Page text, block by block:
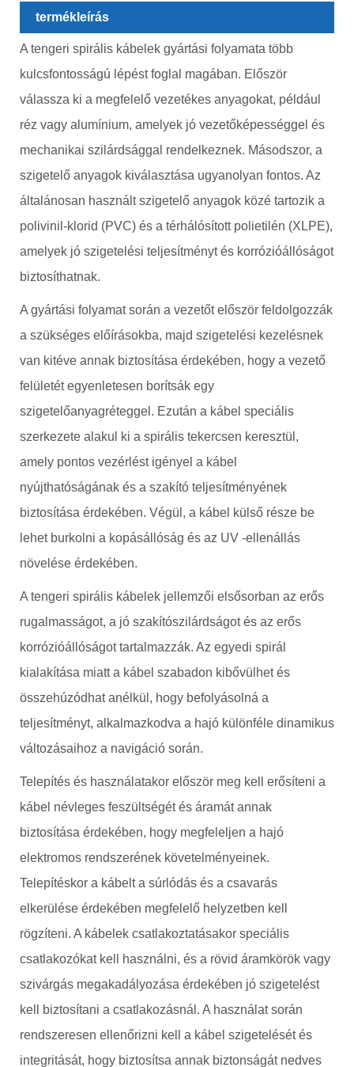
termékleírás
A tengeri spirális kábelek gyártási folyamata több
kulcsfontosságú lépést foglal magában. Először
válassza ki a megfelelő vezetékes anyagokat, például
réz vagy alumínium, amelyek jó vezetőképességgel és
mechanikai szilárdsággal rendelkeznek. Másodszor, a
szigetelő anyagok kiválasztása ugyanolyan fontos. Az
általánosan használt szigetelő anyagok közé tartozik a
polivinil-klorid (PVC) és a térhálósított polietilén (XLPE),
amelyek jó szigetelési teljesítményt és korrózióállóságot
biztosíthatnak.
A gyártási folyamat során a vezetőt először feldolgozzák
a szükséges előírásokba, majd szigetelési kezelésnek
van kitéve annak biztosítása érdekében, hogy a vezető
felületét egyenletesen borítsák egy
szigetelőanyagréteggel. Ezután a kábel speciális
szerkezete alakul ki a spirális tekercsen keresztül,
amely pontos vezérlést igényel a kábel
nyújthatóságának és a szakító teljesítményének
biztosítása érdekében. Végül, a kábel külső része be
lehet burkolni a kopásállóság és az UV -ellenállás
növelése érdekében.
A tengeri spirális kábelek jellemzői elsősorban az erős
rugalmasságot, a jó szakítószilárdságot és az erős
korrózióállóságot tartalmazzák. Az egyedi spirál
kialakítása miatt a kábel szabadon kibővülhet és
összehúzódhat anélkül, hogy befolyásolná a
teljesítményt, alkalmazkodva a hajó különféle dinamikus
változásaihoz a navigáció során.
Telepítés és használatakor először meg kell erősíteni a
kábel névleges feszültségét és áramát annak
biztosítása érdekében, hogy megfeleljen a hajó
elektromos rendszerének követelményeinek.
Telepítéskor a kábelt a súrlódás és a csavarás
elkerülése érdekében megfelelő helyzetben kell
rögzíteni. A kábelek csatlakoztatásakor speciális
csatlakozókat kell használni, és a rövid áramkörök vagy
szivárgás megakadályozása érdekében jó szigetelést
kell biztosítani a csatlakozásnál. A használat során
rendszeresen ellenőrizni kell a kábel szigetelését és
integritását, hogy biztosítsa annak biztonságát nedves